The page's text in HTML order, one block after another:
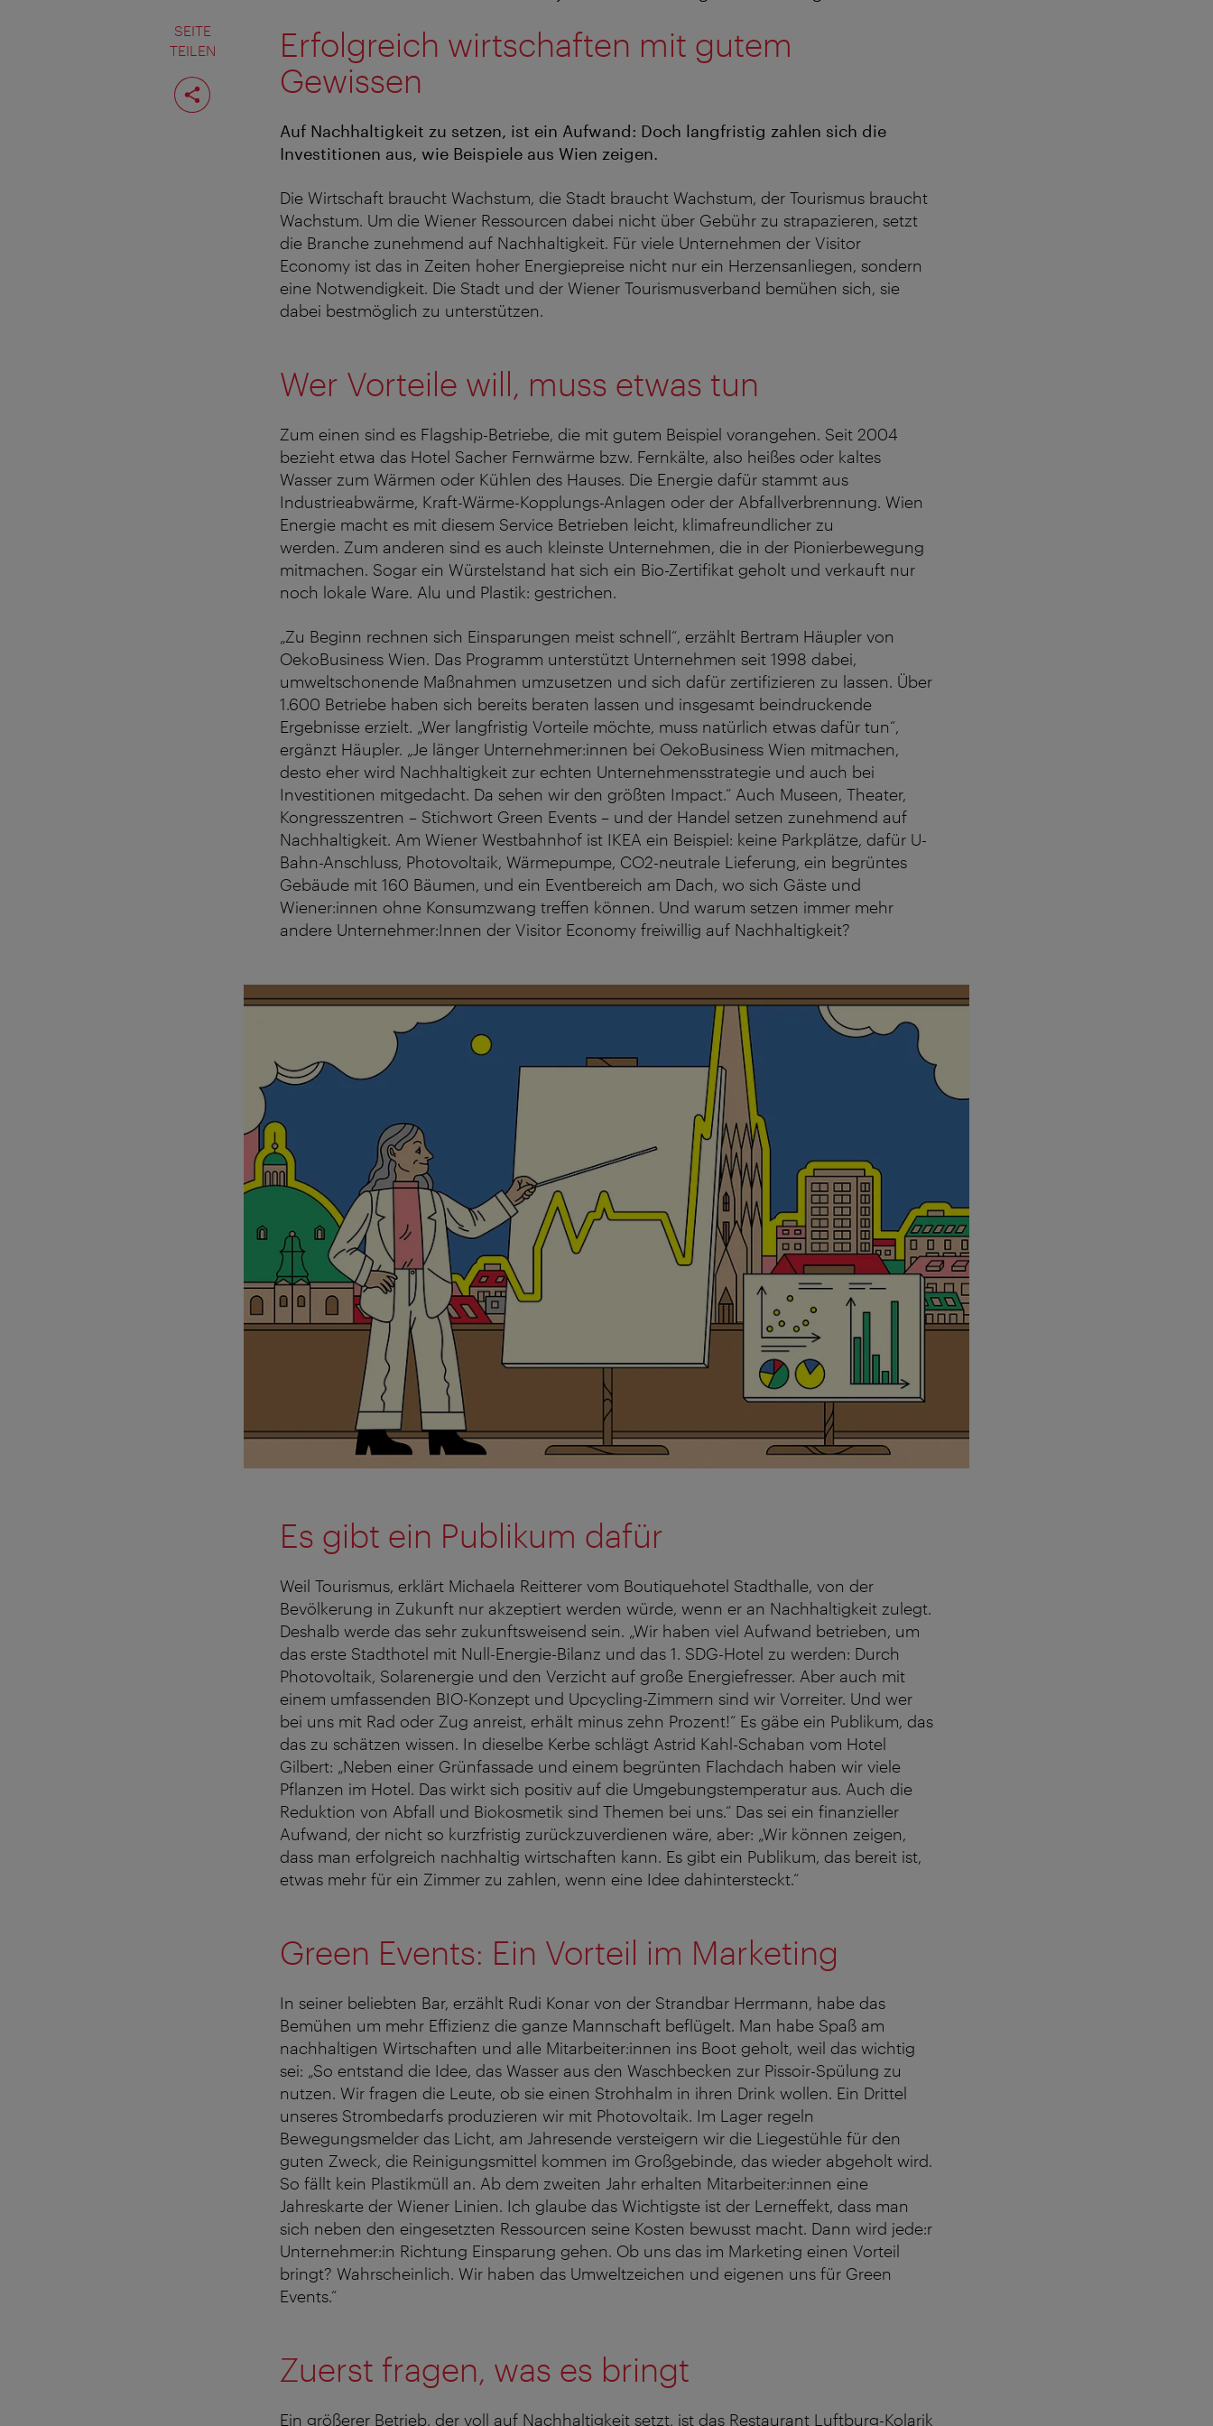
SEITE
TEILEN
Seite
teilen
Erfolgreich wirtschaften mit gutem
Gewissen
Auf Nachhaltigkeit zu setzen, ist ein Aufwand: Doch langfristig zahlen sich die
Investitionen aus, wie Beispiele aus Wien zeigen.
Die Wirtschaft braucht Wachstum, die Stadt braucht Wachstum, der Tourismus braucht
Wachstum. Um die Wiener Ressourcen dabei nicht über Gebühr zu strapazieren, setzt
die Branche zunehmend auf Nachhaltigkeit. Für viele Unternehmen der Visitor
Economy ist das in Zeiten hoher Energiepreise nicht nur ein Herzensanliegen, sondern
eine Notwendigkeit. Die Stadt und der Wiener Tourismusverband bemühen sich, sie
dabei bestmöglich zu unterstützen.
Wer Vorteile will, muss etwas tun
Zum einen sind es Flagship-Betriebe, die mit gutem Beispiel vorangehen. Seit 2004
bezieht etwa das Hotel Sacher Fernwärme bzw. Fernkälte, also heißes oder kaltes
Wasser zum Wärmen oder Kühlen des Hauses. Die Energie dafür stammt aus
Industrieabwärme, Kraft-Wärme-Kopplungs-Anlagen oder der Abfallverbrennung. Wien
Energie macht es mit diesem Service Betrieben leicht, klimafreundlicher zu
werden. Zum anderen sind es auch kleinste Unternehmen, die in der Pionierbewegung
mitmachen. Sogar ein Würstelstand hat sich ein Bio-Zertifikat geholt und verkauft nur
noch lokale Ware. Alu und Plastik: gestrichen.
„Zu Beginn rechnen sich Einsparungen meist schnell“, erzählt Bertram Häupler von
OekoBusiness Wien. Das Programm unterstützt Unternehmen seit 1998 dabei,
umweltschonende Maßnahmen umzusetzen und sich dafür zertifizieren zu lassen. Über
1.600 Betriebe haben sich bereits beraten lassen und insgesamt beindruckende
Ergebnisse erzielt. „Wer langfristig Vorteile möchte, muss natürlich etwas dafür tun“,
ergänzt Häupler. „Je länger Unternehmer:innen bei OekoBusiness Wien mitmachen,
desto eher wird Nachhaltigkeit zur echten Unternehmensstrategie und auch bei
Investitionen mitgedacht. Da sehen wir den größten Impact.“ Auch Museen, Theater,
Kongresszentren – Stichwort Green Events – und der Handel setzen zunehmend auf
Nachhaltigkeit. Am Wiener Westbahnhof ist IKEA ein Beispiel: keine Parkplätze, dafür U-
Bahn-Anschluss, Photovoltaik, Wärmepumpe, CO2-neutrale Lieferung, ein begrüntes
Gebäude mit 160 Bäumen, und ein Eventbereich am Dach, wo sich Gäste und
Wiener:innen ohne Konsumzwang treffen können. Und warum setzen immer mehr
andere Unternehmer:Innen der Visitor Economy freiwillig auf Nachhaltigkeit?
Es gibt ein Publikum dafür
Weil Tourismus, erklärt Michaela Reitterer vom Boutiquehotel Stadthalle, von der
Bevölkerung in Zukunft nur akzeptiert werden würde, wenn er an Nachhaltigkeit zulegt.
Deshalb werde das sehr zukunftsweisend sein. „Wir haben viel Aufwand betrieben, um
das erste Stadthotel mit Null-Energie-Bilanz und das 1. SDG-Hotel zu werden: Durch
Photovoltaik, Solarenergie und den Verzicht auf große Energiefresser. Aber auch mit
einem umfassenden BIO-Konzept und Upcycling-Zimmern sind wir Vorreiter. Und wer
bei uns mit Rad oder Zug anreist, erhält minus zehn Prozent!“ Es gäbe ein Publikum, das
das zu schätzen wissen. In dieselbe Kerbe schlägt Astrid Kahl-Schaban vom Hotel
Gilbert: „Neben einer Grünfassade und einem begrünten Flachdach haben wir viele
Pflanzen im Hotel. Das wirkt sich positiv auf die Umgebungstemperatur aus. Auch die
Reduktion von Abfall und Biokosmetik sind Themen bei uns.“ Das sei ein finanzieller
Aufwand, der nicht so kurzfristig zurückzuverdienen wäre, aber: „Wir können zeigen,
dass man erfolgreich nachhaltig wirtschaften kann. Es gibt ein Publikum, das bereit ist,
etwas mehr für ein Zimmer zu zahlen, wenn eine Idee dahintersteckt.“
Green Events: Ein Vorteil im Marketing
In seiner beliebten Bar, erzählt Rudi Konar von der Strandbar Herrmann, habe das
Bemühen um mehr Effizienz die ganze Mannschaft beflügelt. Man habe Spaß am
nachhaltigen Wirtschaften und alle Mitarbeiter:innen ins Boot geholt, weil das wichtig
sei: „So entstand die Idee, das Wasser aus den Waschbecken zur Pissoir-Spülung zu
nutzen. Wir fragen die Leute, ob sie einen Strohhalm in ihren Drink wollen. Ein Drittel
unseres Strombedarfs produzieren wir mit Photovoltaik. Im Lager regeln
Bewegungsmelder das Licht, am Jahresende versteigern wir die Liegestühle für den
guten Zweck, die Reinigungsmittel kommen im Großgebinde, das wieder abgeholt wird.
So fällt kein Plastikmüll an. Ab dem zweiten Jahr erhalten Mitarbeiter:innen eine
Jahreskarte der Wiener Linien. Ich glaube das Wichtigste ist der Lerneffekt, dass man
sich neben den eingesetzten Ressourcen seine Kosten bewusst macht. Dann wird jede:r
Unternehmer:in Richtung Einsparung gehen. Ob uns das im Marketing einen Vorteil
bringt? Wahrscheinlich. Wir haben das Umweltzeichen und eigenen uns für Green
Events.“
Zuerst fragen, was es bringt
Ein größerer Betrieb, der voll auf Nachhaltigkeit setzt, ist das Restaurant Luftburg-Kolarik